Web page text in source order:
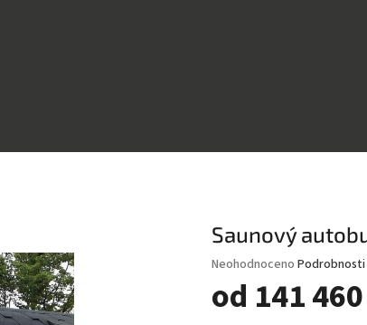
Saunový
Průměrné
hodnocení
produktu
Neohodnoceno
od 141